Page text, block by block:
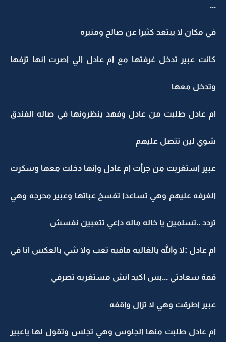
...
في مكان لا يبتعد كثيرا عن صالح ومنيره
كانت عبير تدخل غرفتها مع ام عادل الي اصرت انها تزفها
وتدخل معها
ام عادل طلبت من عادل وفهد ينظرونها في صاله الفندق
شوي لين تتصل عليهم
عبير استغربت من جرأت ام عادل وانها دخلت معها وسكرت
الغرفه عليهم وهي تساعدا تفسخ عباتها وعبير محرجه وهي
تردد ..تسلمين يا خاله ماله داعي تتعبين نفسش
ام عادل :لا والله يالغاليه مافيه تعب ولا شي بالعكس انا في
قمة سعادتي ...بس اكيد انش مستغربه تصرفي
عبير اطرقت وهي لا تزال واقفه
ام عادل طلبت منها الجلوس وهي تجلس وتقول لها ياعبير